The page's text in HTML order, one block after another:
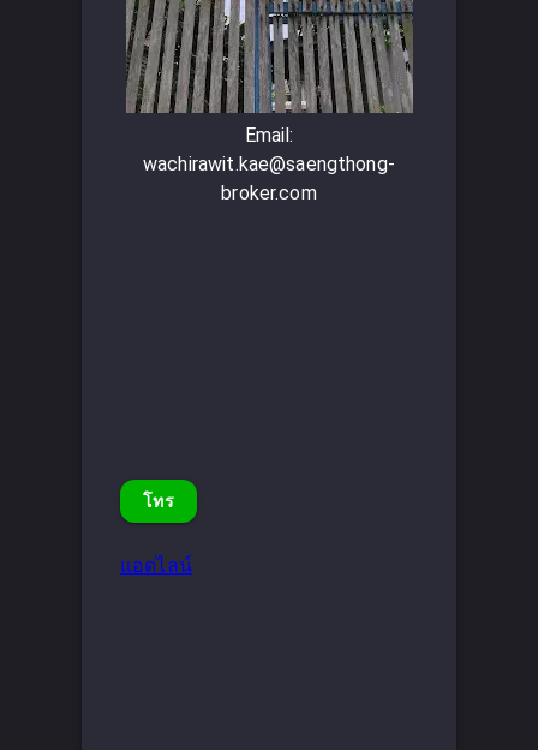
Email:
wachirawit.kae@saengthong-
broker.com
โทร
แอดไลน์